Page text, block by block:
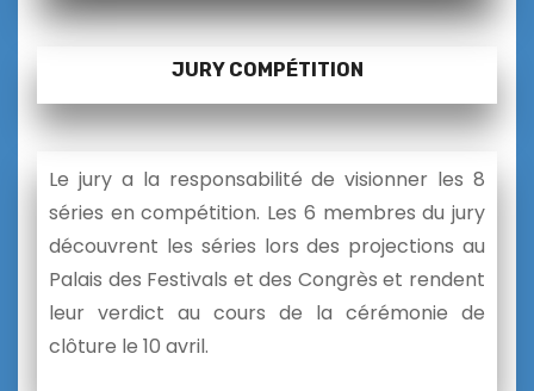
JURY COMPÉTITION
Le jury a la responsabilité de visionner les 8
séries en compétition. Les 6 membres du jury
découvrent les séries lors des projections au
Palais des Festivals et des Congrès et rendent
leur verdict au cours de la cérémonie de
clôture le 10 avril.